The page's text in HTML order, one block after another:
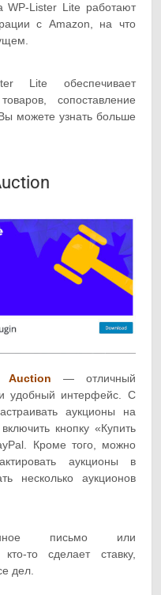
WP-Lister Lite работают
с Amazon, на что
Lite обеспечивает
сопоставление
можете узнать больше
Auction — отличный
удобный интерфейс. С
аукционы на
кнопку «Купить
Кроме того, можно
аукционы в
несколько аукционов
письмо или
то сделает ставку,
дел.